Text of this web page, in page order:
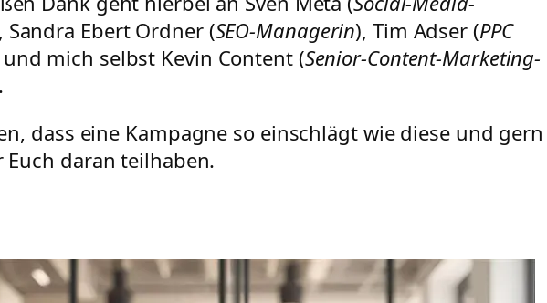
Sandra Ebert Ordner (SEO-Managerin), Tim Adser (PPC
mich selbst Kevin Content (Senior-Content-Marketing-
dass eine Kampagne so einschlägt wie diese und gern
Euch daran teilhaben.